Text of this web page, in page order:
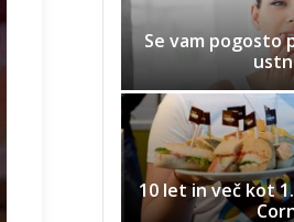
Se vam pogosto
10 let in več kot